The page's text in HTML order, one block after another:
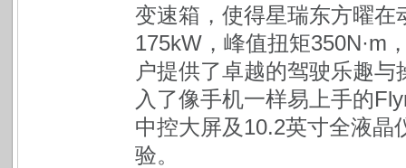
变速箱，使得星瑞东方曜
175kW，峰值扭矩350N·m
户提供了卓越的驾驶乐趣
入了像手机一样易上手的
中控大屏及10.2英寸全液晶
验。